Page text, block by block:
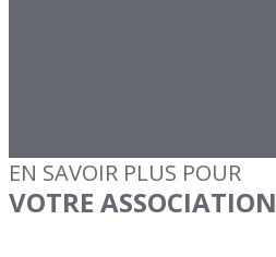
EN SAVOIR PLUS POUR
VOTRE ASSOCIATION